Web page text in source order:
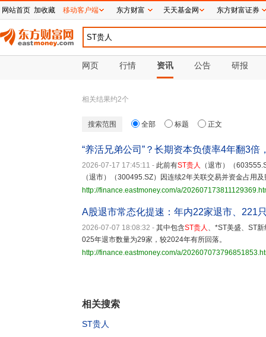
网页 行情 资讯 公告 研报
相关结果约2个
搜索范围 全部 标题 正文
“养活兄弟公司”？长期资本负债率4年翻3倍
2026-07-17 17:45:11 - 此前有ST贵人
（退市）（
（退市）（300495.SZ）因连续2年关联交易并资金占用
http://finance.eastmoney.com/a/
A股退市常态化提速：年内22家退市、221
2026-07-07 18:08:32 - 其中包含ST贵人 、*ST美盛、ST
025年退市数量为29家，较2024年有所回落。
http://finance.eastmoney.com/a/
相关搜索
ST贵人
网站首页 加收藏 移动客户端 东方财富 天天基金网 东方财富证券